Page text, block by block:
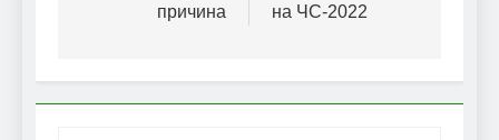
причина
на ЧС-2022